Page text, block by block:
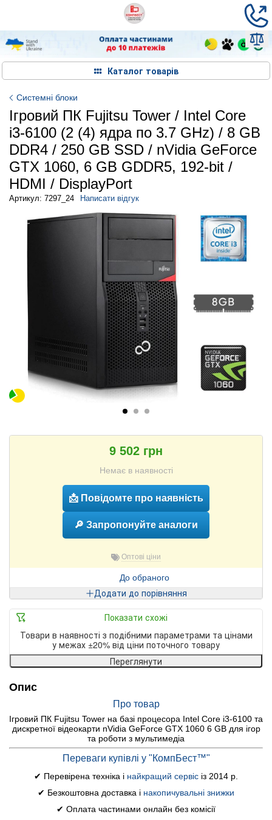
Каталог товарів
Системні блоки
Ігровий ПК Fujitsu Tower / Intel Core
i3-6100 (2 (4) ядра по 3.7 GHz) / 8 GB
DDR4 / 250 GB SSD / nVidia GeForce
GTX 1060, 6 GB GDDR5, 192-bit /
HDMI / DisplayPort
Артикул: 7297_24 Написати відгук
9 502 грн
Немає в наявності
📩 Повідомте про наявність
🔎 Запропонуйте аналоги
Оптові ціни
До обраного
Додати до порівняння
Показати схожі
Товари в наявності з подібними параметрами та цінами
у межах ±20% від ціни поточного товару
Переглянути
Опис
Про товар
Ігровий ПК Fujitsu Tower на базі процесора Intel Core i3-6100 та
дискретної відеокарти nVidia GeForce GTX 1060 6 GB для ігор
та роботи з мультимедіа
Переваги купівлі у "КомпБест™"
✔ Перевірена техніка і найкращий сервіс із 2014 р.
✔ Безкоштовна доставка і накопичувальні знижки
✔ Оплата частинами онлайн без комісії